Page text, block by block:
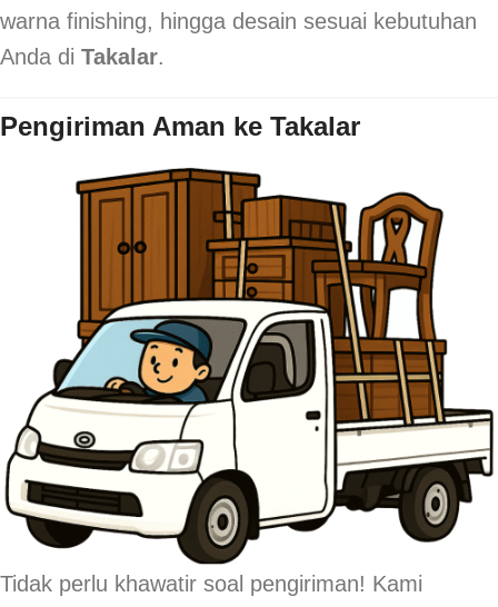
warna finishing, hingga desain sesuai kebutuhan
Anda di Takalar.
Pengiriman Aman ke Takalar
Tidak perlu khawatir soal pengiriman! Kami